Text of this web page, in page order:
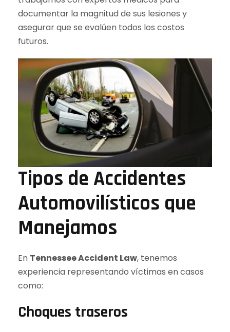
documentar la magnitud de sus lesiones y
asegurar que se evalúen todos los costos
futuros.
Tipos de Accidentes
Automovilísticos que
Manejamos
En Tennessee Accident Law, tenemos
experiencia representando víctimas en casos
como:
Choques traseros